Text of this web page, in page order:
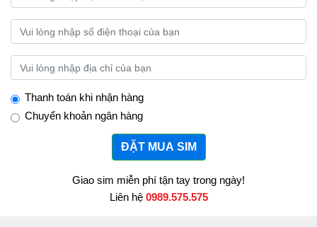
Thanh toán khi nhận hàng
Chuyển khoản ngân hàng
ĐẶT MUA SIM
Giao sim miễn phí tận tay trong ngày!
Liên hệ 0989.575.575